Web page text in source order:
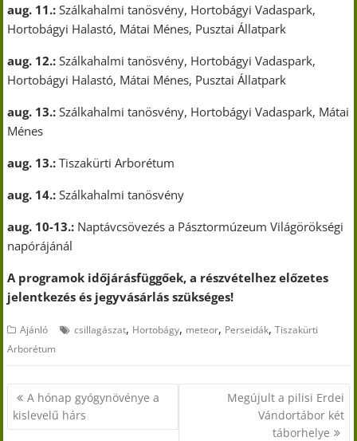
aug. 11.:Szálkahalmi tanösvény, Hortobágyi Vadaspark,
Hortobágyi Halastó, Mátai Ménes, Pusztai Állatpark
aug. 12.:Szálkahalmi tanösvény, Hortobágyi Vadaspark,
Hortobágyi Halastó, Mátai Ménes, Pusztai Állatpark
aug. 13.:Szálkahalmi tanösvény, Hortobágyi Vadaspark, Mátai
Ménes
aug. 13.:Tiszakürti Arborétum
aug. 14.:Szálkahalmi tanösvény
aug. 10-13.: Naptávcsövezés a Pásztormúzeum Világörökségi
napórájánál
A programok időjárásfüggőek, a részvételhez előzetes
jelentkezés és jegyvásárlás szükséges!
Ajánló csillagászat, Hortobágy, meteor, Perseidák,Tiszakürti
Arborétum
Bejegyzés
navigáció
A hónap gyógynövénye a
kislevelű hárs
Megújult a pilisi Erdei
Vándortábor két
táborhelye